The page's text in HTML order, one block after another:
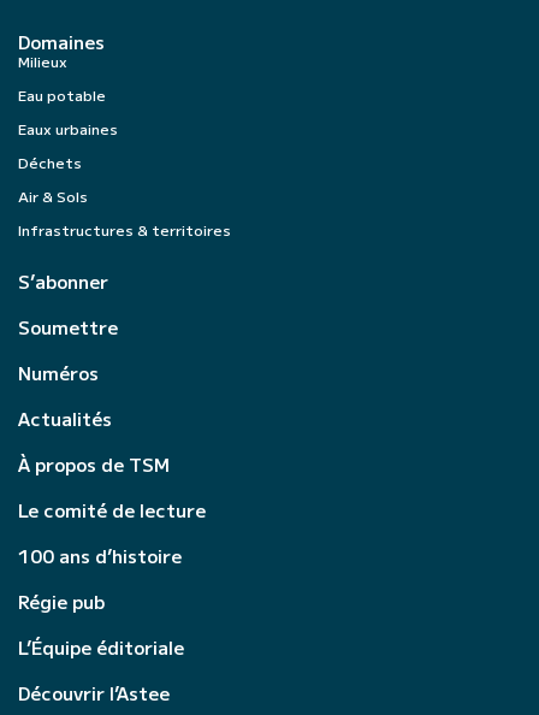
Domaines
Milieux
Eau potable
Eaux urbaines
Déchets
Air & Sols
Infrastructures & territoires
S’abonner
Soumettre
Numéros
Actualités
À propos de TSM
Le comité de lecture
100 ans d’histoire
Régie pub
L’Équipe éditoriale
Découvrir l’Astee